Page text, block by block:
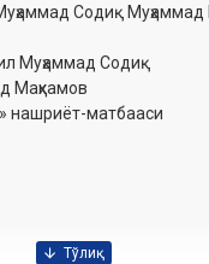
Содиқ
Муҳаммад Содиқ
Маҳкамов
нашриёт-матбааси‎